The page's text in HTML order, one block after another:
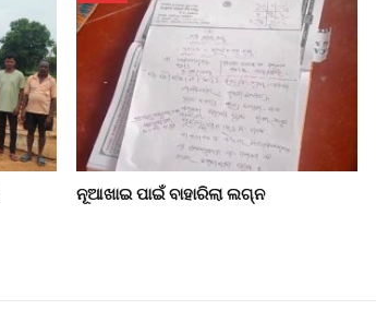
ନୂଆଖାଇ ପାଇଁ ବାହାରିଲା ଲଗ୍ନ